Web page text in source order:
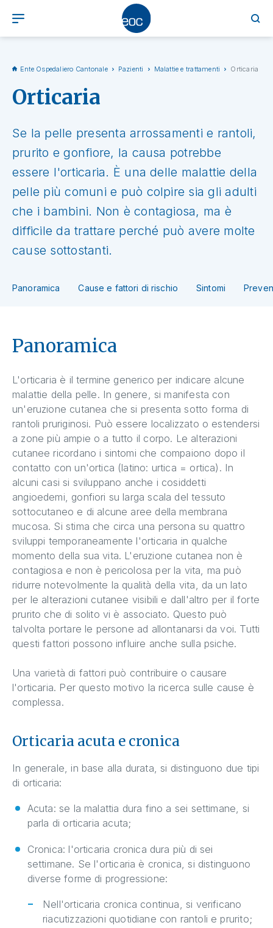
Ente Ospedaliero Cantonale Pazienti Malattie e trattamenti Orticaria
Orticaria
Se la pelle presenta arrossamenti e rantoli,
prurito e gonfiore, la causa potrebbe
essere l'orticaria. È una delle malattie della
pelle più comuni e può colpire sia gli adulti
che i bambini. Non è contagiosa, ma è
difficile da trattare perché può avere molte
cause sottostanti.
Panoramica Cause e fattori di rischio Sintomi
Panoramica
L'orticaria è il termine generico per indicare alcune
malattie della pelle. In genere, si manifesta con
un'eruzione cutanea che si presenta sotto forma di
rantoli pruriginosi. Può essere localizzato o estendersi
a zone più ampie o a tutto il corpo. Le alterazioni
cutanee ricordano i sintomi che compaiono dopo il
contatto con un'ortica (latino: urtica = ortica). In
alcuni casi si sviluppano anche i cosiddetti
angioedemi, gonfiori su larga scala del tessuto
sottocutaneo e di alcune aree della membrana
mucosa. Si stima che circa una persona su quattro
sviluppi temporaneamente l'orticaria in qualche
momento della sua vita. L'eruzione cutanea non è
contagiosa e non è pericolosa per la vita, ma può
ridurre notevolmente la qualità della vita, da un lato
per le alterazioni cutanee visibili e dall'altro per il forte
prurito che di solito vi è associato. Questo può
talvolta portare le persone ad allontanarsi da voi. Tutti
questi fattori possono influire anche sulla psiche.
Una varietà di fattori può contribuire o causare
l'orticaria. Per questo motivo la ricerca sulle cause è
complessa.
Orticaria acuta e cronica
In generale, in base alla durata, si distinguono due tipi
di orticaria:
Acuta: se la malattia dura fino a sei settimane, si
parla di orticaria acuta;
Cronica: l'orticaria cronica dura più di sei
settimane. Se l'orticaria è cronica, si distinguono
diverse forme di progressione:
Nell'orticaria cronica continua, si verificano
riacutizzazioni quotidiane con rantoli e prurito;